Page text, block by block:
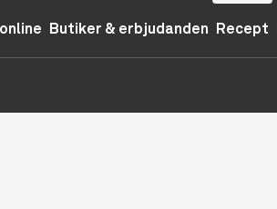
Butiker & erbjudanden Recept